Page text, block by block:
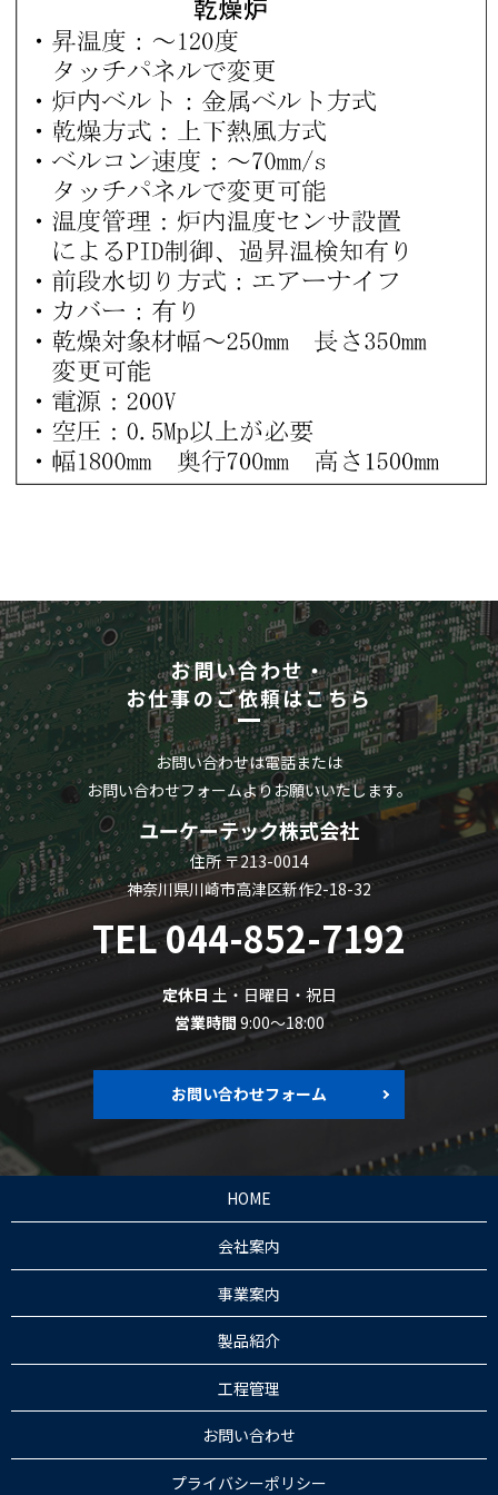
お問い合わせ・
お仕事のご依頼はこちら
お問い合わせは電話または
お問い合わせフォームよりお願いいたします。
ユーケーテック株式会社
住所 〒213-0014
神奈川県川崎市高津区新作2-18-32
TEL044-852-7192
定休日 土・日曜日・祝日
営業時間 9:00～18:00
お問い合わせフォーム
HOME
会社案内
事業案内
製品紹介
工程管理
お問い合わせ
プライバシーポリシー